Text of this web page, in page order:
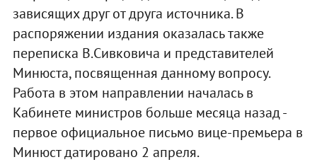
зависящих друг от друга источника. В
распоряжении издания оказалась также
переписка В.Сивковича и представителей
Минюста, посвященная данному вопросу.
Работа в этом направлении началась в
Кабинете министров больше месяца назад -
первое официальное письмо вице-премьера в
Минюст датировано 2 апреля.